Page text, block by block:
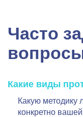
Часто
Какие виды
Какую методику
конкретно